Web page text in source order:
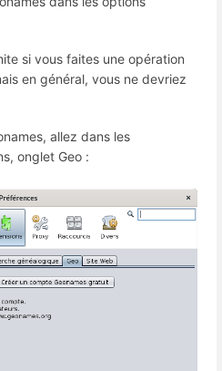
si vous faites une opération
en général, vous ne devriez
allez dans les
onglet Geo :